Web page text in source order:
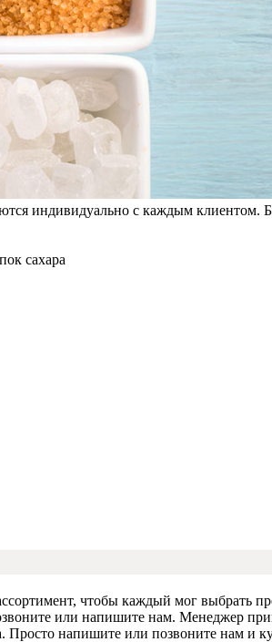
индивидуально с каждым клиентом.
сахара
чтобы каждый мог выбрать
или напишите нам. Менеджер
напишите или позвоните нам и